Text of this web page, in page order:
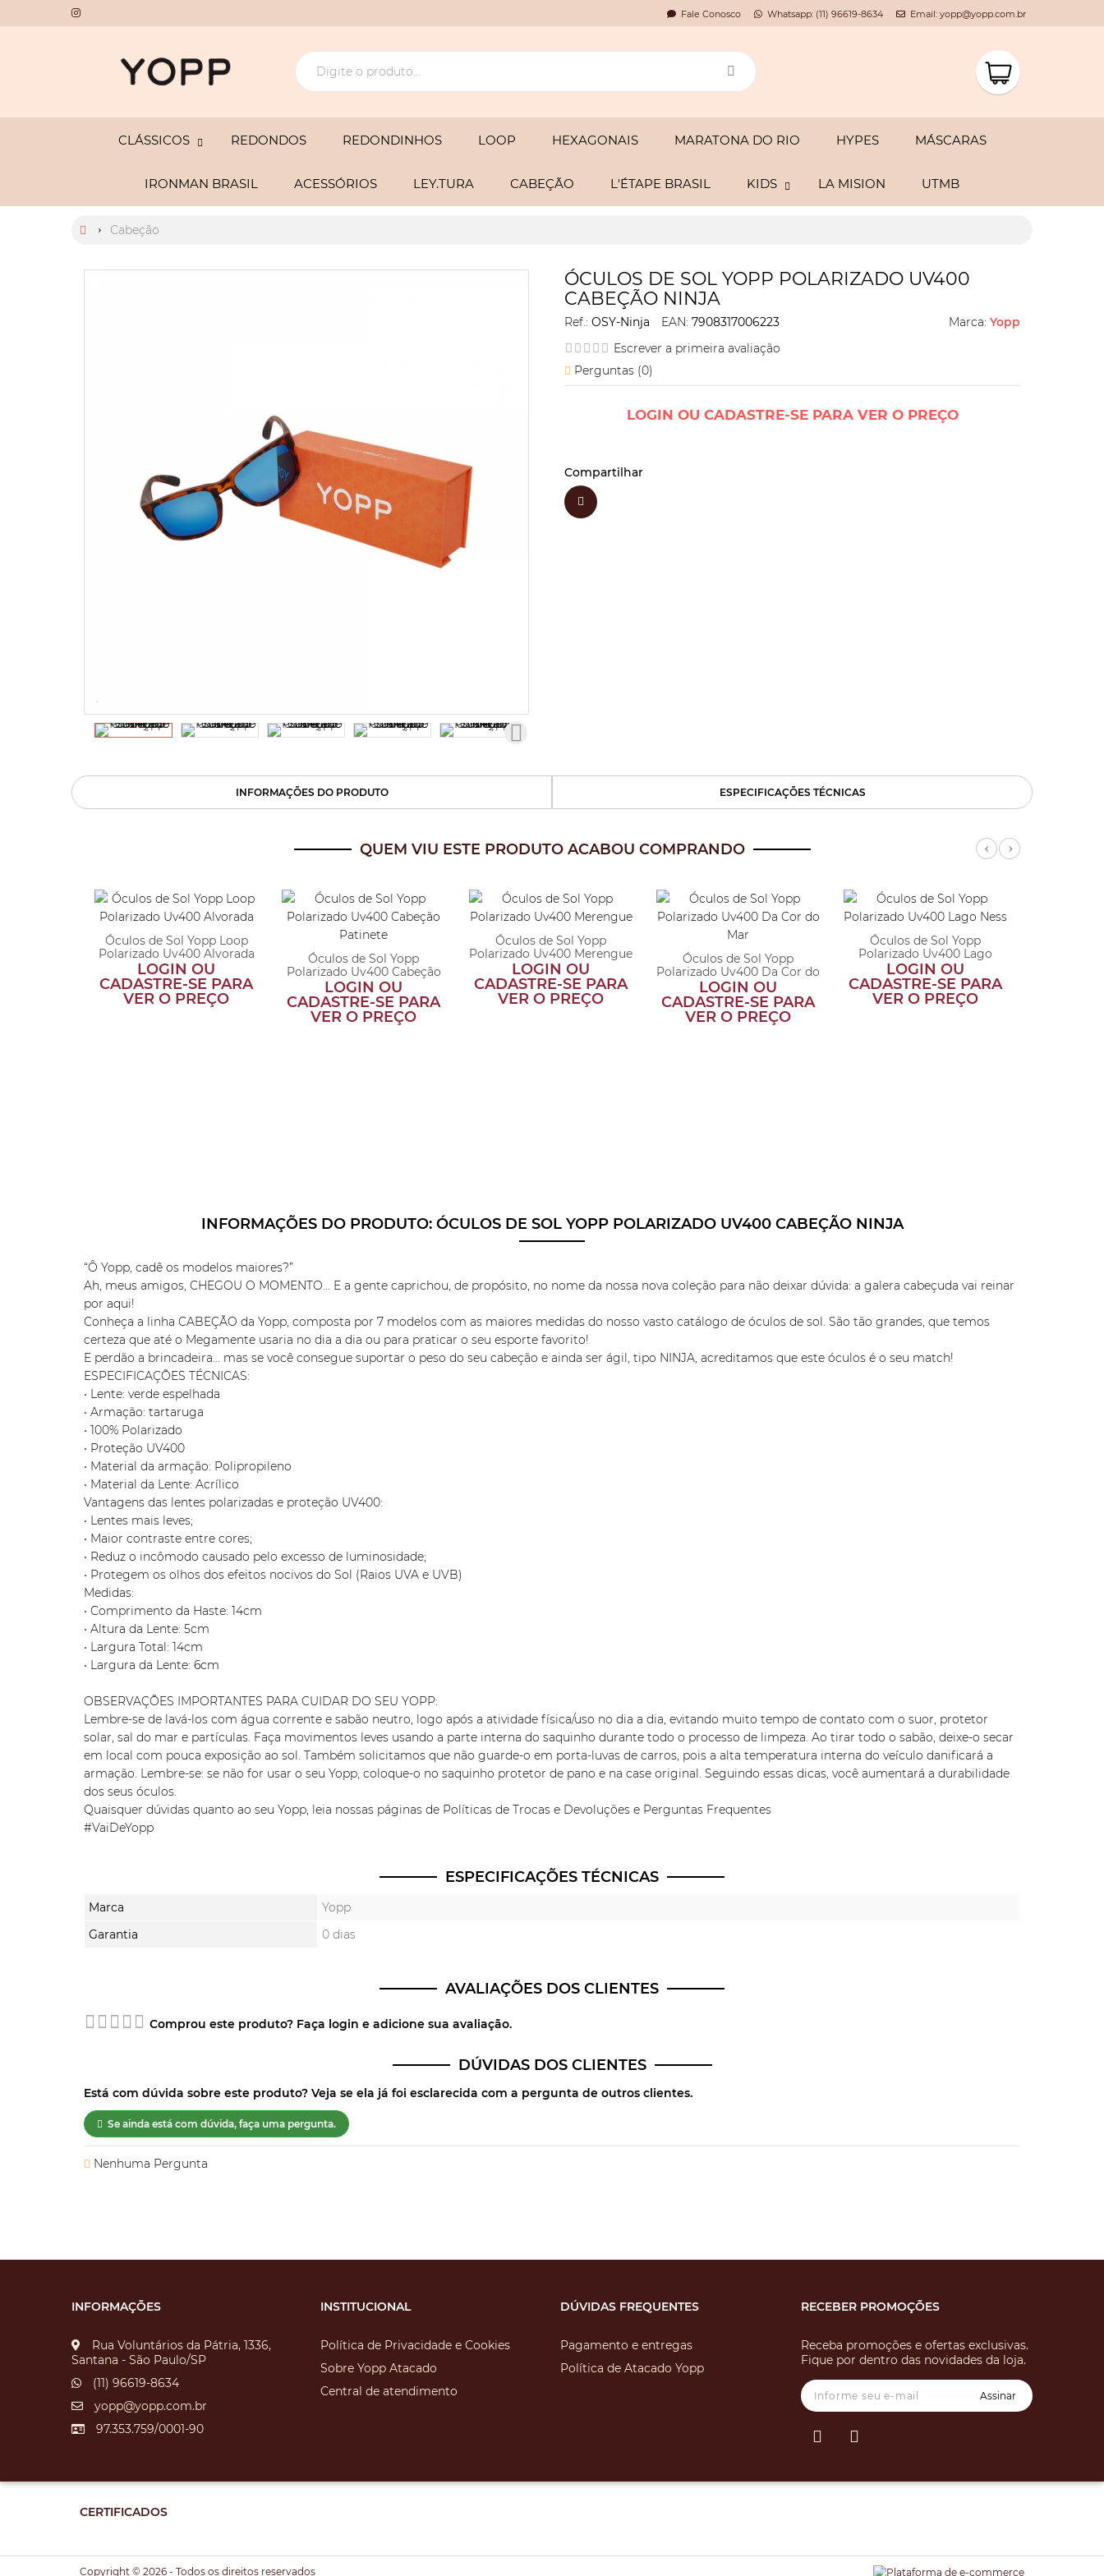
Fale Conosco Whatsapp: (11) 96619-8634 Email: yopp@yopp.com.br
CLÁSSICOS REDONDOS REDONDINHOS LOOP HEXAGONAIS MARATONA DO RIO HYPES MÁSCARAS
IRONMAN BRASIL ACESSÓRIOS LEY.TURA CABEÇÃO L'ÉTAPE BRASIL KIDS LA MISION UTMB
Cabeção
ÓCULOS DE SOL YOPP POLARIZADO UV400
CABEÇÃO NINJA
Ref.: OSY-Ninja EAN: 7908317006223 Marca: Yopp
Escrever a primeira avaliação
Perguntas (0)
LOGIN OU CADASTRE-SE PARA VER O PREÇO
Compartilhar
INFORMAÇÕES DO PRODUTO ESPECIFICAÇÕES TÉCNICAS
QUEM VIU ESTE PRODUTO ACABOU COMPRANDO
Óculos de Sol Yopp Loop
Polarizado Uv400 Alvorada
LOGIN OU
CADASTRE-SE PARA
VER O PREÇO
Óculos de Sol Yopp
Polarizado Uv400 Cabeção
Patin...
LOGIN OU
CADASTRE-SE PARA
VER O PREÇO
Óculos de Sol Yopp
Polarizado Uv400 Merengue
LOGIN OU
CADASTRE-SE PARA
VER O PREÇO
Óculos de Sol Yopp
Polarizado Uv400 Da Cor do
Mar
LOGIN OU
CADASTRE-SE PARA
VER O PREÇO
Óculos de Sol Yopp
Polarizado Uv400 Lago
Ness
LOGIN OU
CADASTRE-SE PARA
VER O PREÇO
Previous
Next
INFORMAÇÕES DO PRODUTO: ÓCULOS DE SOL YOPP POLARIZADO UV400 CABEÇÃO NINJA
“Ô Yopp, cadê os modelos maiores?”
Ah, meus amigos, CHEGOU O MOMENTO... E a gente caprichou, de propósito, no nome da nossa nova coleção para não deixar dúvida: a galera cabeçuda vai reinar
por aqui!
Conheça a linha CABEÇÃO da Yopp, composta por 7 modelos com as maiores medidas do nosso vasto catálogo de óculos de sol. São tão grandes, que temos
certeza que até o Megamente usaria no dia a dia ou para praticar o seu esporte favorito!
E perdão a brincadeira... mas se você consegue suportar o peso do seu cabeção e ainda ser ágil, tipo NINJA, acreditamos que este óculos é o seu match!
ESPECIFICAÇÕES TÉCNICAS:
• Lente: verde espelhada
• Armação: tartaruga
• 100% Polarizado
• Proteção UV400
• Material da armação: Polipropileno
• Material da Lente: Acrílico
Vantagens das lentes polarizadas e proteção UV400:
• Lentes mais leves;
• Maior contraste entre cores;
• Reduz o incômodo causado pelo excesso de luminosidade;
• Protegem os olhos dos efeitos nocivos do Sol (Raios UVA e UVB)
Medidas:
• Comprimento da Haste: 14cm
• Altura da Lente: 5cm
• Largura Total: 14cm
• Largura da Lente: 6cm
OBSERVAÇÕES IMPORTANTES PARA CUIDAR DO SEU YOPP:
Lembre-se de lavá-los com água corrente e sabão neutro, logo após a atividade física/uso no dia a dia, evitando muito tempo de contato com o suor, protetor
solar, sal do mar e partículas. Faça movimentos leves usando a parte interna do saquinho durante todo o processo de limpeza. Ao tirar todo o sabão, deixe-o secar
em local com pouca exposição ao sol. Também solicitamos que não guarde-o em porta-luvas de carros, pois a alta temperatura interna do veículo danificará a
armação. Lembre-se: se não for usar o seu Yopp, coloque-o no saquinho protetor de pano e na case original. Seguindo essas dicas, você aumentará a durabilidade
dos seus óculos.
Quaisquer dúvidas quanto ao seu Yopp, leia nossas páginas de Políticas de Trocas e Devoluções e Perguntas Frequentes
#VaiDeYopp
ESPECIFICAÇÕES TÉCNICAS
Marca
Yopp
Garantia
0 dias
AVALIAÇÕES DOS CLIENTES
Comprou este produto? Faça login e adicione sua avaliação.
DÚVIDAS DOS CLIENTES
Está com dúvida sobre este produto? Veja se ela já foi esclarecida com a pergunta de outros clientes.
Se ainda está com dúvida, faça uma pergunta.
Nenhuma Pergunta
INFORMAÇÕES
Rua Voluntários da Pátria, 1336,
Santana - São Paulo/SP
(11) 96619-8634
yopp@yopp.com.br
97.353.759/0001-90
INSTITUCIONAL
Política de Privacidade e Cookies
Sobre Yopp Atacado
Central de atendimento
DÚVIDAS FREQUENTES
Pagamento e entregas
Política de Atacado Yopp
RECEBER PROMOÇÕES
Receba promoções e ofertas exclusivas.
Fique por dentro das novidades da loja.
Assinar
CERTIFICADOS
Copyright © 2026 - Todos os direitos reservados